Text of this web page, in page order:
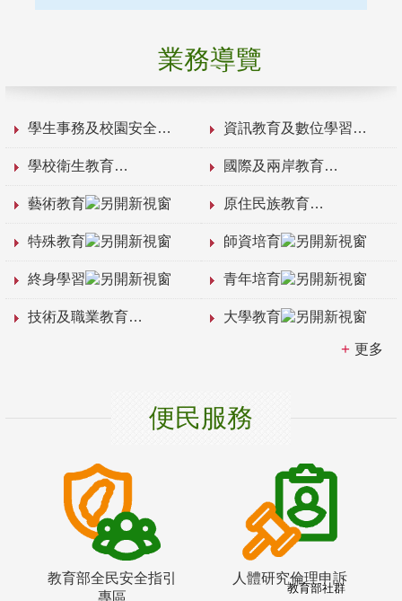
業務導覽
學生事務及校園安全 資訊教育及數位學習
學校衛生教育 國際及兩岸教育
藝術教育 原住民族教育
特殊教育 師資培育
終身學習 青年培育
技術及職業教育 大學教育
更多
便民服務
教育部全民安全指引
專區
人體研究倫理申訴
教育部社群